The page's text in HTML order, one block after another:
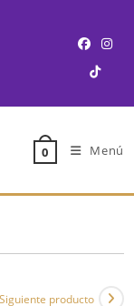
0 Menú
Siguiente producto